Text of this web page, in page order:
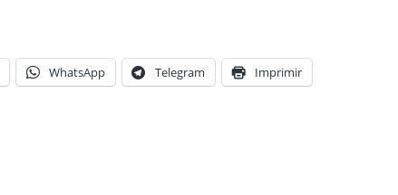
WhatsApp Telegram Imprimir